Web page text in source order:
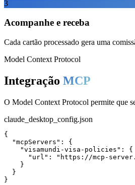
3
Acompanhe e receba
Cada cartão processado gera uma
Model Context Protocol
Integração MCP
O Model Context Protocol permite que
claude_desktop_config.json
{
  "mcpServers": {
    "visamundi-visa-policies": {
"url": "https://mcp-
    }
  }
}